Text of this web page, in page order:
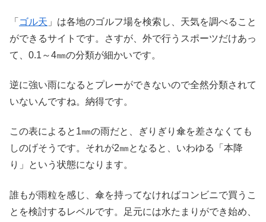
「 ゴル天 」は各地のゴルフ場を検索し、天気を調べること
ができるサイトです。さすが、外で行うスポーツだけあっ
て、0.1～4㎜の分類が細かいです。
逆に強い雨になるとプレーができないので全然分類されて
いないんですね。納得です。
この表によると1㎜の雨だと、ぎりぎり傘を差さなくても
しのげそうです。それが2㎜となると、いわゆる「本降
り」という状態になります。
誰もが雨粒を感じ、傘を持ってなければコンビニで買うこ
とを検討するレベルです。足元には水たまりができ始め、